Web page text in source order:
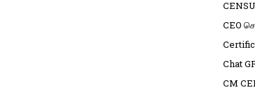
CEO
Chat
CM